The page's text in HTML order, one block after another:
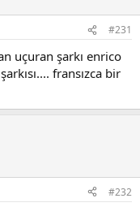
#231
uçuran şarkı enrico
fransızca bir
#232